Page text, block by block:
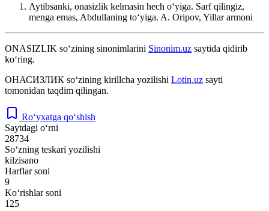
Aytibsanki, onasizlik kelmasin hech oʻyiga. Sarf qilingiz,
menga emas, Abdullaning toʻyiga. A. Oripov, Yillar armoni
ONASIZLIK so‘zining sinonimlarini Sinonim.uz saytida qidirib
ko‘ring.
ОНАСИЗЛИК so‘zining kirillcha yozilishi Lotin.uz sayti
tomonidan taqdim qilingan.
Ro‘yxatga qo‘shish
Saytdagi o‘rni
28734
So‘zning teskari yozilishi
kilzisano
Harflar soni
9
Ko‘rishlar soni
125